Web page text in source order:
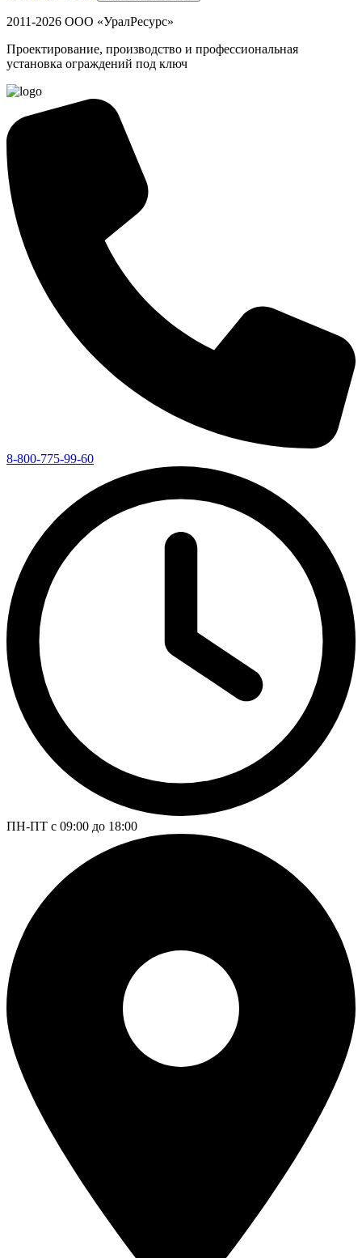
2011-2026 ООО «УралРесурс»
Проектирование, производство и профессиональная
установка ограждений под ключ
8-800-775-99-60
ПН-ПТ с 09:00 до 18:00